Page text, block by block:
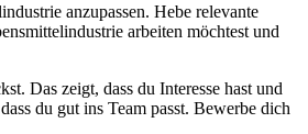
anzupassen. Hebe relevante
arbeiten möchtest und
Das zeigt, dass du Interesse hast und
du gut ins Team passt. Bewerbe dich